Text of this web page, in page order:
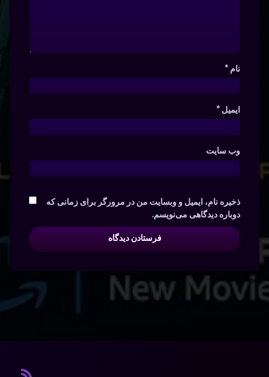
نام *
ایمیل *
وب‌ سایت
ذخیره نام، ایمیل و وبسایت من در مرورگر برای زمانی که
دوباره دیدگاهی می‌نویسم.